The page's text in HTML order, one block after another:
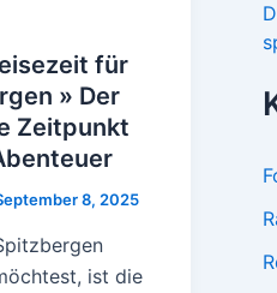
für
» Der
Zeitpunkt
8, 2025
ist die